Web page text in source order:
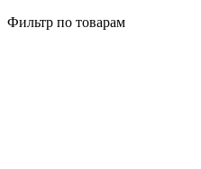
Фильтр по товарам